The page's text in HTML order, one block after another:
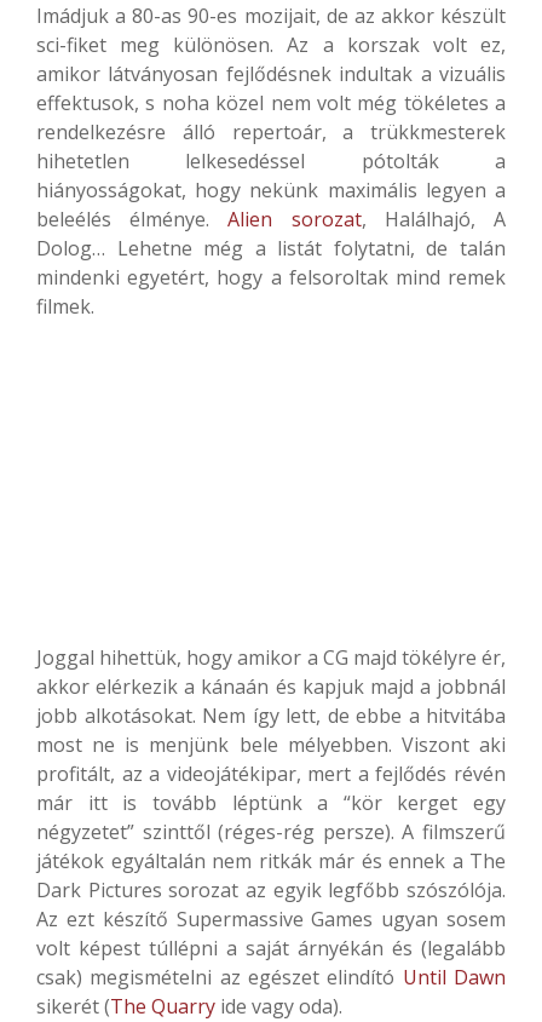
Imádjuk a 80-as 90-es mozijait, de az akkor készült
sci-fiket meg különösen. Az a korszak volt ez,
amikor látványosan fejlődésnek indultak a vizuális
effektusok, s noha közel nem volt még tökéletes a
rendelkezésre álló repertoár, a trükkmesterek
hihetetlen lelkesedéssel pótolták a
hiányosságokat, hogy nekünk maximális legyen a
beleélés élménye.Alien sorozat, Halálhajó, A
Dolog… Lehetne még a listát folytatni, de talán
mindenki egyetért, hogy a felsoroltak mind remek
filmek.
Joggal hihettük, hogy amikor a CG majd tökélyre ér,
akkor elérkezik a kánaán és kapjuk majd a jobbnál
jobb alkotásokat. Nem így lett, de ebbe a hitvitába
most ne is menjünk bele mélyebben. Viszont aki
profitált, az a videojátékipar, mert a fejlődés révén
már itt is tovább léptünk a “kör kerget egy
négyzetet” szinttől (réges-rég persze). A filmszerű
játékok egyáltalán nem ritkák már és ennek a The
Dark Pictures sorozat az egyik legfőbb szószólója.
Az ezt készítő Supermassive Games ugyan sosem
volt képest túllépni a saját árnyékán és (legalább
csak) megismételni az egészet elindító Until Dawn
sikerét (The Quarry ide vagy oda).